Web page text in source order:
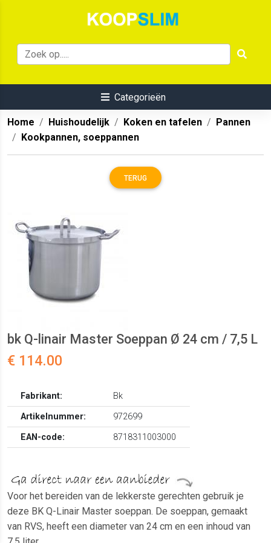
Categorieën
Home Huishoudelijk Koken en tafelen
Pannen
Kookpannen, soeppannen
TERUG
bk Q-linair Master Soeppan Ø 24 cm / 7,5 L
€ 114.00
Fabrikant:
Bk
Artikelnummer:
972699
EAN-code:
8718311003000
Voor het bereiden van de lekkerste gerechten gebruik je
deze BK Q-Linair Master soeppan. De soeppan, gemaakt
van RVS, heeft een diameter van 24 cm en een inhoud van